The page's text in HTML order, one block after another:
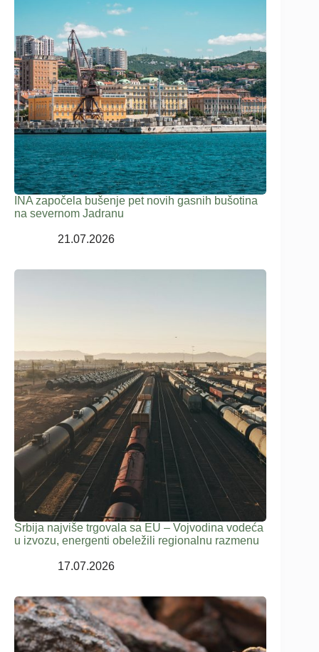
INA započela bušenje pet novih gasnih bušotina
na severnom Jadranu
21.07.2026
Srbija najviše trgovala sa EU – Vojvodina vodeća
u izvozu, energenti obeležili regionalnu razmenu
17.07.2026